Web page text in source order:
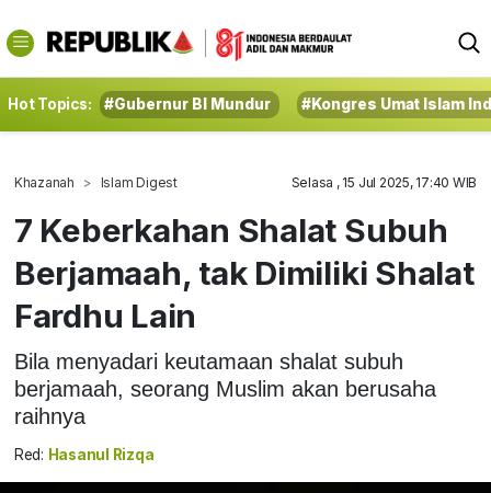
Hot Topics: #Gubernur BI Mundur #Kongres Umat Islam
Khazanah Islam Digest Selasa , 15 Jul 2025, 17:40 WIB
7 Keberkahan Shalat Subuh
Berjamaah, tak Dimiliki Shalat
Fardhu Lain
Bila menyadari keutamaan shalat subuh
berjamaah, seorang Muslim akan berusaha
raihnya
Red: Hasanul Rizqa